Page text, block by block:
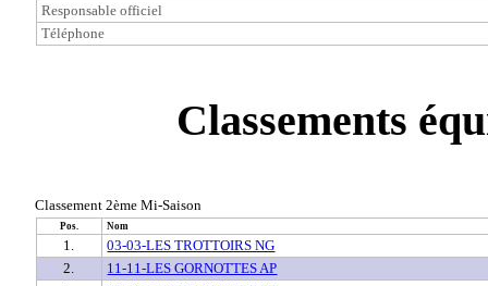
Responsable officiel
Téléphone
Classements
Classement 2ème Mi-Saison
Pos. Nom
1.
03-03-LES TROTTOIRS NG
2.
11-11-LES GORNOTTES AP